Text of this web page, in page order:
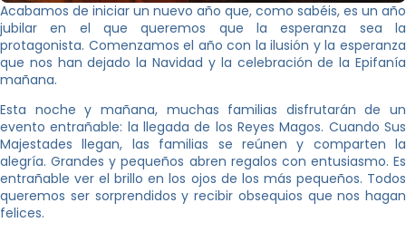
Acabamos de iniciar un nuevo año que, como sabéis, es un año
jubilar en el que queremos que la esperanza sea la
protagonista. Comenzamos el año con la ilusión y la esperanza
que nos han dejado la Navidad y la celebración de la Epifanía
mañana.
Esta noche y mañana, muchas familias disfrutarán de un
evento entrañable: la llegada de los Reyes Magos. Cuando Sus
Majestades llegan, las familias se reúnen y comparten la
alegría. Grandes y pequeños abren regalos con entusiasmo. Es
entrañable ver el brillo en los ojos de los más pequeños. Todos
queremos ser sorprendidos y recibir obsequios que nos hagan
felices.